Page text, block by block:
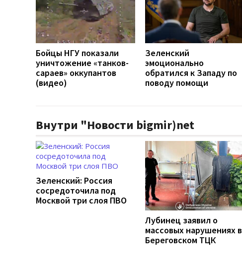
Бойцы НГУ показали
уничтожение «танков-
сараев» оккупантов
(видео)
Зеленский
эмоционально
обратился к Западу по
поводу помощи
Внутри "Новости bigmir)net
Зеленский: Россия
сосредоточила под
Москвой три слоя ПВО
Лубинец заявил о
массовых нарушениях в
Береговском ТЦК